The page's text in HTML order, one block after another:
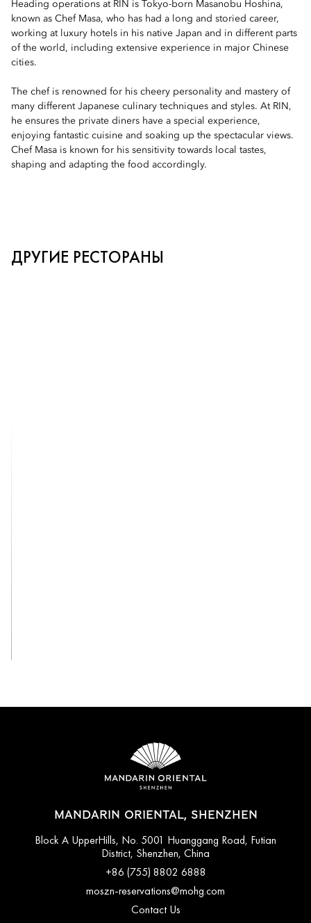
Heading operations at RIN is Tokyo-born Masanobu Hoshina,
known as Chef Masa, who has had a long and storied career,
working at luxury hotels in his native Japan and in different parts
of the world, including extensive experience in major Chinese
cities.
The chef is renowned for his cheery personality and mastery of
many different Japanese culinary techniques and styles. At RIN,
he ensures the private diners have a special experience,
enjoying fantastic cuisine and soaking up the spectacular views.
Chef Masa is known for his sensitivity towards local tastes,
shaping and adapting the food accordingly.
ДРУГИЕ РЕСТОРАНЫ
MANDARIN ORIENTAL, SHENZHEN
Block A UpperHills, No. 5001 Huanggang Road, Futian
District, Shenzhen, China
+86 (755) 8802 6888
moszn-reservations@mohg.com
Contact Us